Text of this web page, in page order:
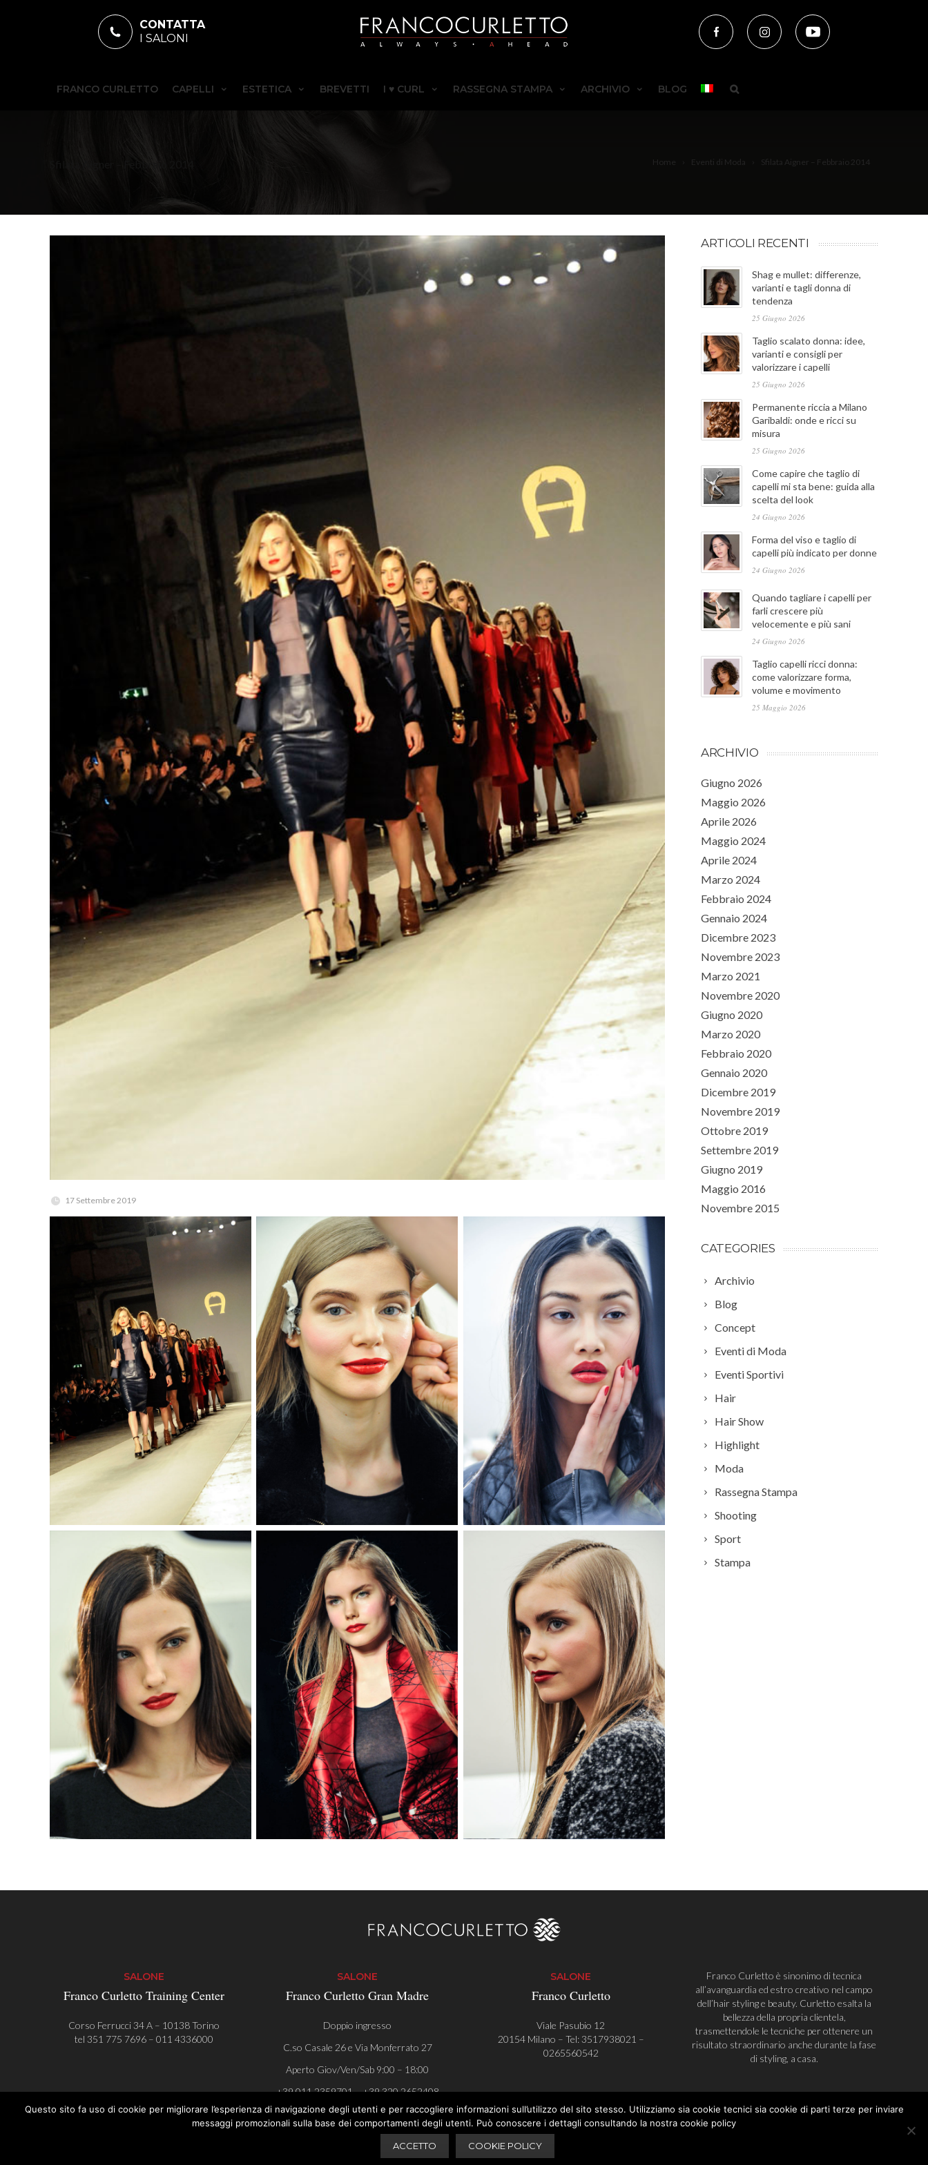
CONTATTA
I SALONI
FRANCO CURLETTO CAPELLI ESTETICA BREVETTI I ♥ CURL RASSEGNA STAMPA ARCHIVIO BLOG
Home Eventi di Moda Sfilata Aigner – Febbraio 2014
17 Settembre 2019
ARTICOLI RECENTI
Shag e mullet: differenze,
varianti e tagli donna di
tendenza
25 Giugno 2026
Taglio scalato donna: idee,
varianti e consigli per
valorizzare i capelli
25 Giugno 2026
Permanente riccia a Milano
Garibaldi: onde e ricci su
misura
25 Giugno 2026
Come capire che taglio di
capelli mi sta bene: guida alla
scelta del look
24 Giugno 2026
Forma del viso e taglio di
capelli più indicato per donne
24 Giugno 2026
Quando tagliare i capelli per
farli crescere più
velocemente e più sani
24 Giugno 2026
Taglio capelli ricci donna:
come valorizzare forma,
volume e movimento
25 Maggio 2026
ARCHIVIO
Giugno 2026
Maggio 2026
Aprile 2026
Maggio 2024
Aprile 2024
Marzo 2024
Febbraio 2024
Gennaio 2024
Dicembre 2023
Novembre 2023
Marzo 2021
Novembre 2020
Giugno 2020
Marzo 2020
Febbraio 2020
Gennaio 2020
Dicembre 2019
Novembre 2019
Ottobre 2019
Settembre 2019
Giugno 2019
Maggio 2016
Novembre 2015
CATEGORIES
Archivio
Blog
Concept
Eventi di Moda
Eventi Sportivi
Hair
Hair Show
Highlight
Moda
Rassegna Stampa
Shooting
Sport
Stampa
SALONE
Franco Curletto Training Center
Corso Ferrucci 34 A – 10138 Torino
tel 351 775 7696 – 011 4336000
SALONE
Franco Curletto Gran Madre
Doppio ingresso
C.so Casale 26 e Via Monferrato 27
Aperto Giov/Ven/Sab 9:00 – 18:00
+39 011 2359701 – +39 320 2652408
SALONE
Franco Curletto
Viale Pasubio 12
20154 Milano – Tel:3517938021 –
0265560542
Franco Curletto è sinonimo di tecnica
all’avanguardia ed estro creativo nel campo
dell’hair styling e beauty. Curletto esalta la
bellezza della propria clientela,
trasmettendole le tecniche per ottenere un
risultato straordinario anche durante la fase
di styling, a casa.
P.I. 08632090018 Privacy Policy
Questo sito fa uso di cookie per migliorare l’esperienza di navigazione degli utenti e per raccogliere informazioni sull’utilizzo del sito stesso. Utilizziamo sia cookie tecnici sia cookie di parti terze per inviare
messaggi promozionali sulla base dei comportamenti degli utenti. Può conoscere i dettagli consultando la nostra cookie policy
ACCETTO COOKIE POLICY